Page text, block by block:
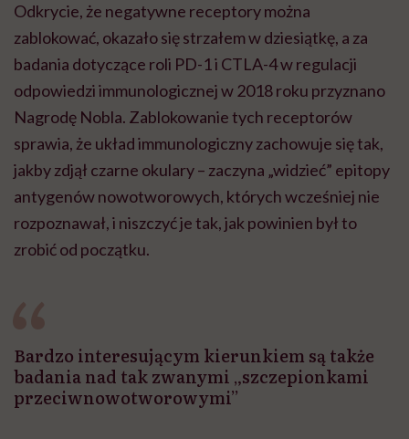
Odkrycie, że negatywne receptory można
zablokować, okazało się strzałem w dziesiątkę, a za
badania dotyczące roli PD-1 i CTLA-4 w regulacji
odpowiedzi immunologicznej w 2018 roku przyznano
Nagrodę Nobla. Zablokowanie tych receptorów
sprawia, że układ immunologiczny zachowuje się tak,
jakby zdjął czarne okulary – zaczyna „widzieć” epitopy
antygenów nowotworowych, których wcześniej nie
rozpoznawał, i niszczyć je tak, jak powinien był to
zrobić od początku.
Bardzo interesującym kierunkiem są także
badania nad tak zwanymi „szczepionkami
przeciwnowotworowymi”